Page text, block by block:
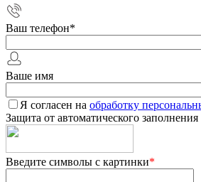
Ваш телефон*
Ваше имя
Я согласен на обработку
Защита от автоматического заполнения
Введите символы с картинки*